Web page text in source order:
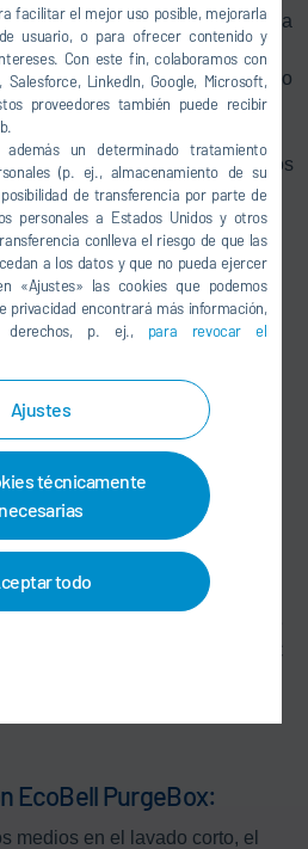
facilitar el mejor uso posible, mejorarla
usuario, o para ofrecer contenido y
Con este fin, colaboramos con
LinkedIn, Google, Microsoft,
proveedores también puede recibir
un determinado tratamiento
(p. ej., almacenamiento de su
de transferencia por parte de
personales a Estados Unidos y otros
conlleva el riesgo de que las
a los datos y que no pueda ejercer
«Ajustes» las cookies que podemos
privacidad encontrará más información,
derechos, p. ej., para revocar el
Ajustes
técnicamente
necesarias
todo
deben evacuarse hacia delante a
el sistema innovador de Dürr,
de 2 componentes ya no
En ese proceso de
periódicamente a la cabina
Eco
Bell PurgeBox recoge todos
lavado corto, el lavado del
de la pintura.
rotativo se introduce
todos los agentes. En el box
que liberan el aire hacia
los restos de pintura. El
abajo y se puede eliminar sin
colector sin que este
que en la solución de la tolva,
del conducto de
pueden eliminarse las
en las rejillas, por lo que
zonas de pintura interna, y se
de COV durante el proceso de
la técnica de control
RPC
y
contra descargas de alta
EcoBell PurgeBox:
medios en el lavado corto, el